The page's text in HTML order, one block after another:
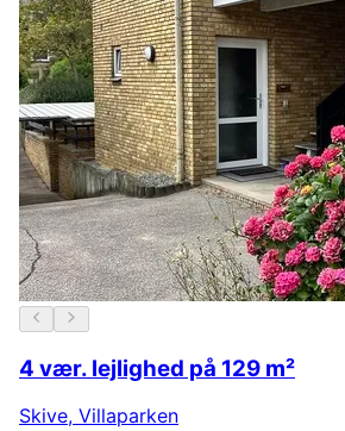
4 vær. lejlighed på 129 m²
Skive, Villaparken